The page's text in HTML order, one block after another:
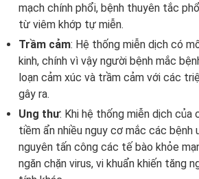
mạch chính phổi, bệnh thuyên tắc
từ viêm khớp tự miễn.
Trầm cảm: Hệ thống miễn dịch có
kinh, chính vì vậy người bệnh mắc
loạn cảm xúc và trầm cảm với các
gây ra.
Ung thư: Khi hệ thống miễn dịch của
tiềm ẩn nhiều nguy cơ mắc các bệnh
nguyên tấn công các tế bào khỏe
ngăn chặn virus, vi khuẩn khiến tăng